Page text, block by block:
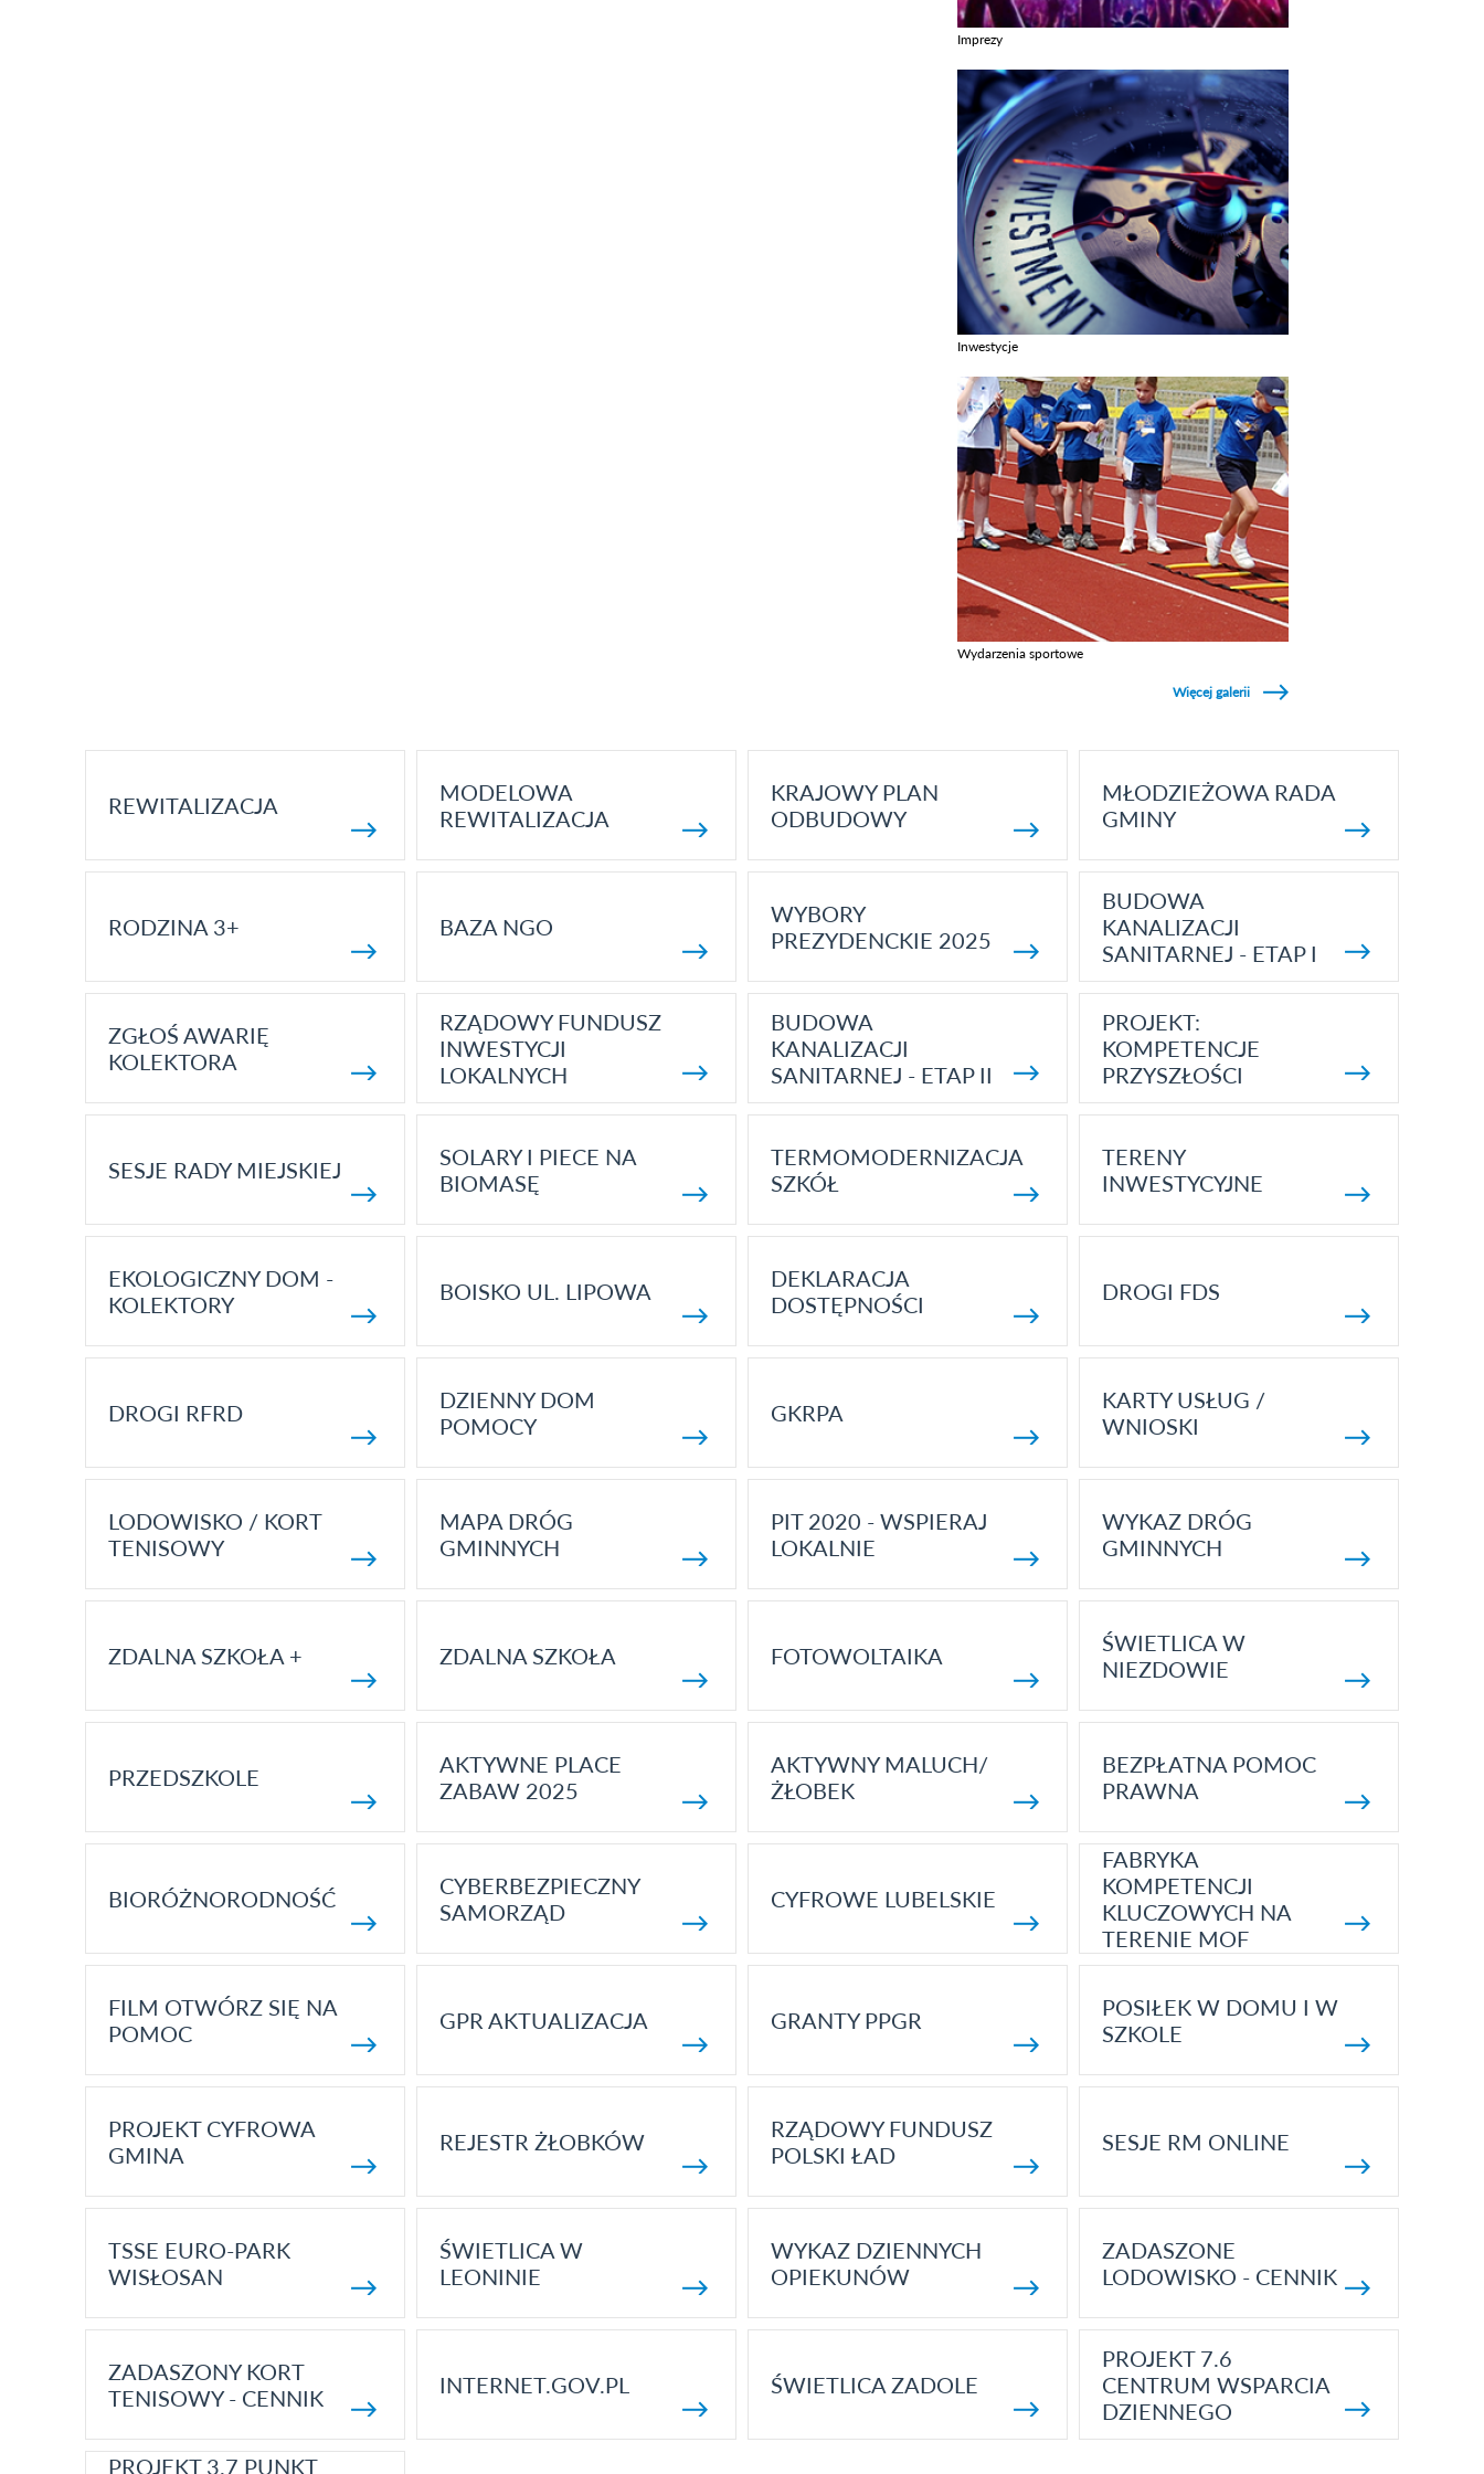
Imprezy
Inwestycje
Wydarzenia sportowe
Więcej galerii
REWITALIZACJA
MODELOWA
REWITALIZACJA
KRAJOWY PLAN
ODBUDOWY
MŁODZIEŻOWA RADA
GMINY
RODZINA 3+ BAZA NGO
WYBORY
PREZYDENCKIE 2025
BUDOWA
KANALIZACJI
SANITARNEJ - ETAP I
ZGŁOŚ AWARIĘ
KOLEKTORA
RZĄDOWY FUNDUSZ
INWESTYCJI
LOKALNYCH
BUDOWA
KANALIZACJI
SANITARNEJ - ETAP II
PROJEKT:
KOMPETENCJE
PRZYSZŁOŚCI
SESJE RADY MIEJSKIEJ
SOLARY I PIECE NA
BIOMASĘ
TERMOMODERNIZACJA
SZKÓŁ
TERENY
INWESTYCYJNE
EKOLOGICZNY DOM -
KOLEKTORY
BOISKO UL. LIPOWA
DEKLARACJA
DOSTĘPNOŚCI
DROGI FDS
DROGI RFRD
DZIENNY DOM
POMOCY
GKRPA
KARTY USŁUG /
WNIOSKI
LODOWISKO / KORT
TENISOWY
MAPA DRÓG
GMINNYCH
PIT 2020 - WSPIERAJ
LOKALNIE
WYKAZ DRÓG
GMINNYCH
ZDALNA SZKOŁA + ZDALNA SZKOŁA FOTOWOLTAIKA
ŚWIETLICA W
NIEZDOWIE
PRZEDSZKOLE
AKTYWNE PLACE
ZABAW 2025
AKTYWNY MALUCH/
ŻŁOBEK
BEZPŁATNA POMOC
PRAWNA
BIORÓŻNORODNOŚĆ
CYBERBEZPIECZNY
SAMORZĄD
CYFROWE LUBELSKIE
FABRYKA
KOMPETENCJI
KLUCZOWYCH NA
TERENIE MOF
FILM OTWÓRZ SIĘ NA
POMOC
GPR AKTUALIZACJA GRANTY PPGR
POSIŁEK W DOMU I W
SZKOLE
PROJEKT CYFROWA
GMINA
REJESTR ŻŁOBKÓW
RZĄDOWY FUNDUSZ
POLSKI ŁAD
SESJE RM ONLINE
TSSE EURO-PARK
WISŁOSAN
ŚWIETLICA W
LEONINIE
WYKAZ DZIENNYCH
OPIEKUNÓW
ZADASZONE
LODOWISKO - CENNIK
ZADASZONY KORT
TENISOWY - CENNIK
INTERNET.GOV.PL ŚWIETLICA ZADOLE
PROJEKT 7.6
CENTRUM WSPARCIA
DZIENNEGO
PROJEKT 3.7 PUNKT